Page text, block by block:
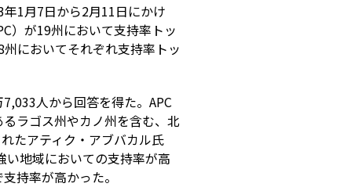
1月7日から2月11日にかけ
）が19州において支持率トッ
においてそれぞれ支持率トッ
人から回答を得た。APC
るラゴス州やカノ州を含む、北
たアティク・アブバカル氏
地域においての支持率が高
持率が高かった。